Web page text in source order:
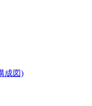
成図)